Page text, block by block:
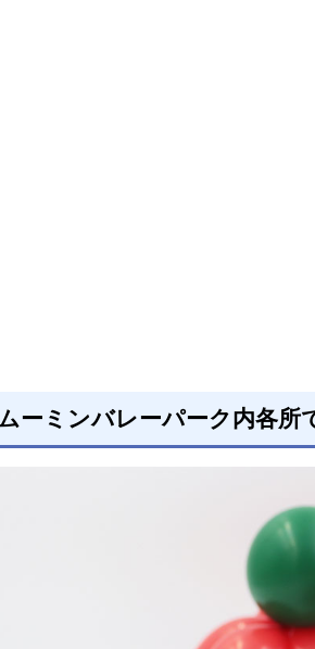
ムーミンバレーパーク内各所